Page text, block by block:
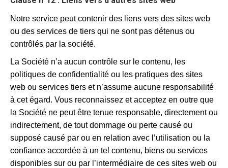
Notre service peut contenir des liens vers des sites web
ou des services de tiers qui ne sont pas détenus ou
contrôlés par la société.
La Société n’a aucun contrôle sur le contenu, les
politiques de confidentialité ou les pratiques des sites
web ou services tiers et n’assume aucune responsabilité
à cet égard. Vous reconnaissez et acceptez en outre que
la Société ne peut être tenue responsable, directement ou
indirectement, de tout dommage ou perte causé ou
supposé causé par ou en relation avec l’utilisation ou la
confiance accordée à un tel contenu, biens ou services
disponibles sur ou par l’intermédiaire de ces sites web ou